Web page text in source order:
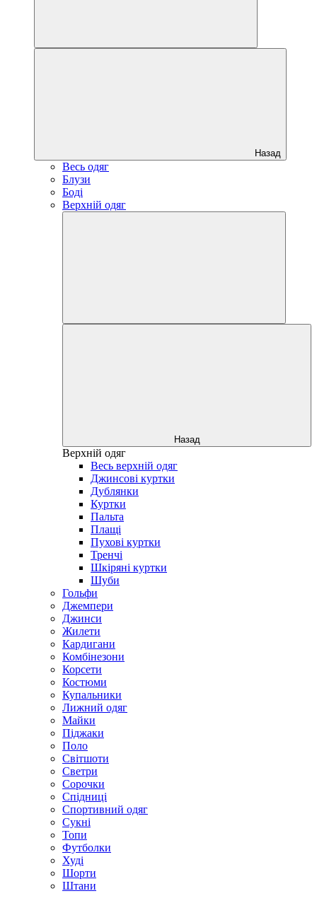
Назад
Весь одяг
Блузи
Боді
Верхній одяг
Назад
Верхній одяг
Весь верхній одяг
Джинсові куртки
Дублянки
Куртки
Пальта
Плащі
Пухові куртки
Тренчі
Шкіряні куртки
Шуби
Гольфи
Джемпери
Джинси
Жилети
Кардигани
Комбінезони
Корсети
Костюми
Купальники
Лижний одяг
Майки
Піджаки
Поло
Світшоти
Светри
Сорочки
Спідниці
Спортивний одяг
Сукні
Топи
Футболки
Худі
Шорти
Штани